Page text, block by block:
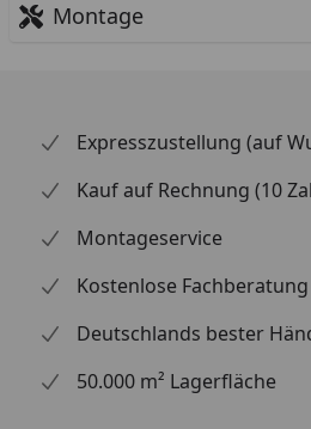
Montage
Expresszustellung (auf
Kauf auf Rechnung (10
Montageservice
Kostenlose Fachberatung
Deutschlands bester
50.000 m² Lagerfläche